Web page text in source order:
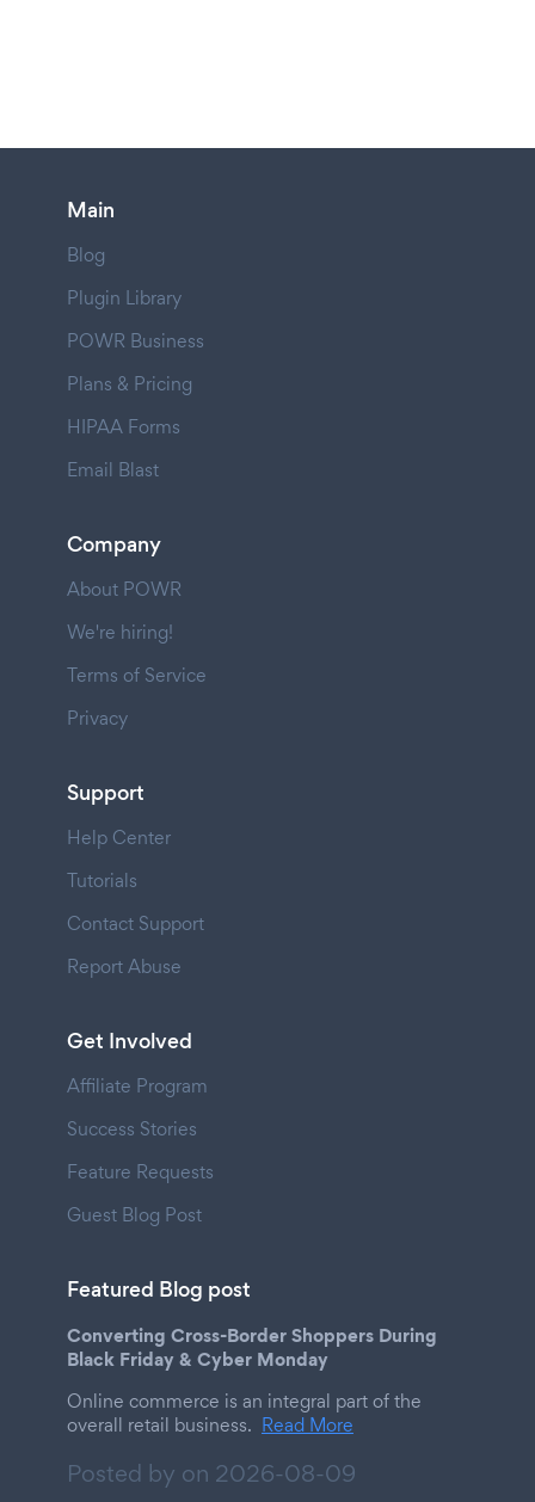
Main
Blog
Plugin Library
POWR Business
Plans & Pricing
HIPAA Forms
Email Blast
Company
About POWR
We're hiring!
Terms of Service
Privacy
Support
Help Center
Tutorials
Contact Support
Report Abuse
Get Involved
Affiliate Program
Success Stories
Feature Requests
Guest Blog Post
Featured Blog post
Converting Cross-Border Shoppers During
Black Friday & Cyber Monday
Online commerce is an integral part of the
overall retail business. Read More
Posted by on 2026-08-09